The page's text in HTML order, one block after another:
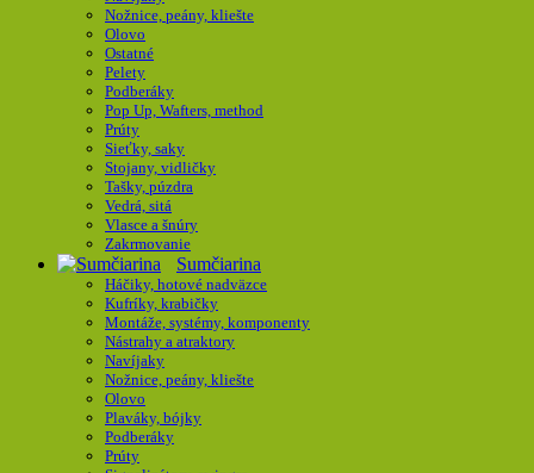
Nožnice, peány, kliešte
Olovo
Ostatné
Pelety
Podberáky
Pop Up, Wafters, method
Prúty
Sieťky, saky
Stojany, vidličky
Tašky, púzdra
Vedrá, sitá
Vlasce a šnúry
Zakrmovanie
Sumčiarina
Háčiky, hotové nadväzce
Kufríky, krabičky
Montáže, systémy, komponenty
Nástrahy a atraktory
Navíjaky
Nožnice, peány, kliešte
Olovo
Plaváky, bójky
Podberáky
Prúty